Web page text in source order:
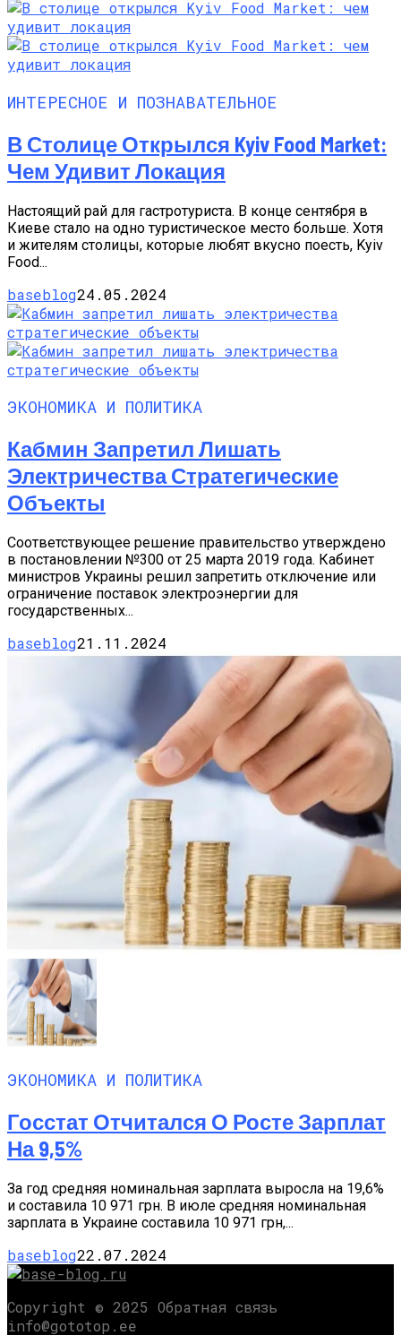
ИНТЕРЕСНОЕ И ПОЗНАВАТЕЛЬНОЕ
В Столице Открылся Kyiv Food Market:
Чем Удивит Локация
Настоящий рай для гастротуриста. В конце сентября в
Киеве стало на одно туристическое место больше. Хотя
и жителям столицы, которые любят вкусно поесть, Kyiv
Food...
baseblog24.05.2024
ЭКОНОМИКА И ПОЛИТИКА
Кабмин Запретил Лишать
Электричества Стратегические
Объекты
Соответствующее решение правительство утверждено
в постановлении №300 от 25 марта 2019 года. Кабинет
министров Украины решил запретить отключение или
ограничение поставок электроэнергии для
государственных...
baseblog21.11.2024
ЭКОНОМИКА И ПОЛИТИКА
Госстат Отчитался О Росте Зарплат
На 9,5%
За год средняя номинальная зарплата выросла на 19,6%
и составила 10 971 грн. В июле средняя номинальная
зарплата в Украине составила 10 971 грн,...
baseblog22.07.2024
Copyright © 2025 Обратная связь
info@gototop.ee